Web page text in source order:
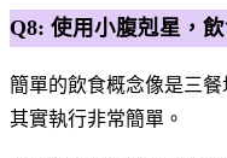
Q8: 使用小腹剋星，
簡單的飲食概念像是三
其實執行非常簡單。